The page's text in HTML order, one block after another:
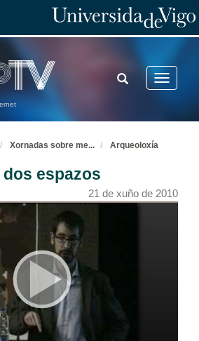
Toggle
TOGGLE
SEARCH
Xornadas sobre me... Arqueoloxía
espazos
21 de xuño de 2010